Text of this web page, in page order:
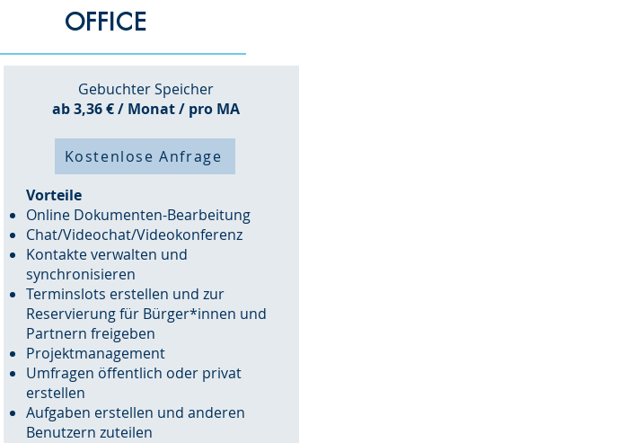
OFFICE
Gebuchter Speicher
ab 3,36 € / Monat / pro MA
Kostenlose Anfrage
Vorteile
​Online Dokumenten-Bearbeitung
Chat/Videochat/Videokonferenz
​Kontakte verwalten und
synchronisieren
Terminslots erstellen und zur
Reservierung für Bürger*innen und
Partnern freigeben
Projektmanagement
Umfragen öffentlich oder privat
erstellen​
Aufgaben erstellen und anderen
Benutzern zuteilen